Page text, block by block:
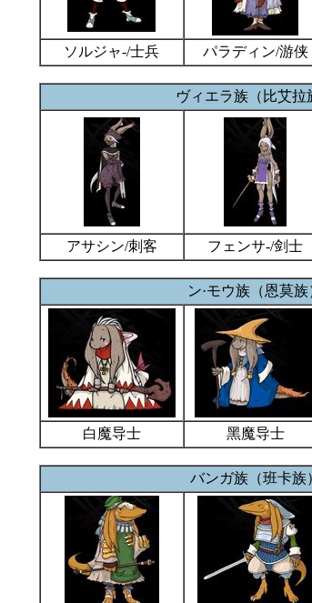
ソルジャ-/士兵 パラディン/游侠
ヴィエラ族（比艾拉
アサシン/刺客 フェンサ-/剑士
ン·モウ族（恩莫族
白魔导士 黑魔导士
バンガ族（班卡族）